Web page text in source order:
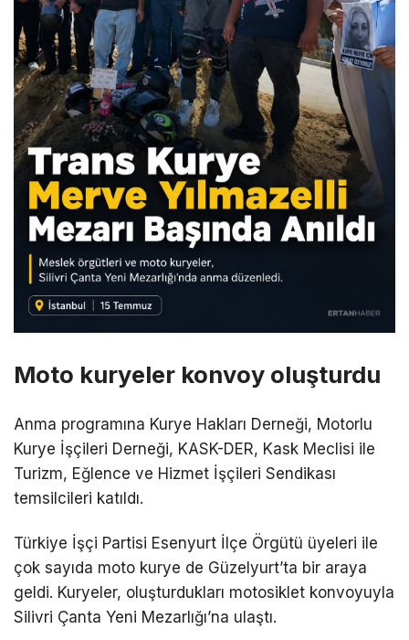
Moto kuryeler konvoy oluşturdu
Anma programına Kurye Hakları Derneği, Motorlu
Kurye İşçileri Derneği, KASK-DER, Kask Meclisi ile
Turizm, Eğlence ve Hizmet İşçileri Sendikası
temsilcileri katıldı.
Türkiye İşçi Partisi Esenyurt İlçe Örgütü üyeleri ile
çok sayıda moto kurye de Güzelyurt’ta bir araya
geldi. Kuryeler, oluşturdukları motosiklet konvoyuyla
Silivri Çanta Yeni Mezarlığı’na ulaştı.